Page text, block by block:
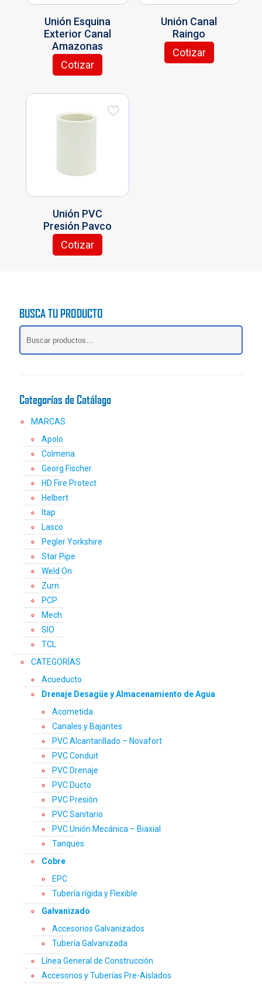
Unión Esquina
Exterior Canal
Amazonas
Cotizar
Unión Canal
Raingo
Cotizar
Unión PVC
Presión Pavco
Cotizar
Este
Las
opciones
página
producto
BUSCA TU PRODUCTO
Categorías de Catálago
MARCAS
Apolo
Colmena
Georg Fischer
HD Fire Protect
Helbert
Itap
Lasco
Pegler Yorkshire
Star Pipe
Weld On
Zurn
PCP
Mech
SIO
TCL
CATEGORÍAS
Acueducto
Drenaje Desagüe y Almacenamiento de Agua
Acometida
Canales y Bajantes
PVC Alcantarillado – Novafort
PVC Conduit
PVC Drenaje
PVC Ducto
PVC Presión
PVC Sanitario
PVC Unión Mecánica – Biaxial
Tanques
Cobre
EPC
Tubería rígida y Flexible
Galvanizado
Accesorios Galvanizados
Tubería Galvanizada
Línea General de Construcción
Accesorios y Tuberías Pre-Aislados